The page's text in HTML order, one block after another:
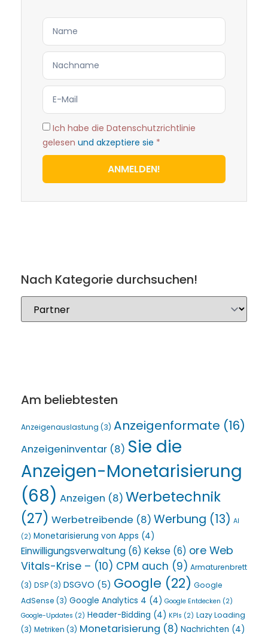
Ich habe die Datenschutzrichtlinie
gelesen und akzeptiere sie *
ANMELDEN!
Nach Kategorie durchsuchen!
Am beliebtesten
Anzeigenauslastung (3) Anzeigenformate (16)
Anzeigeninventar (8) Sie die
Anzeigen-Monetarisierung
(68) Anzeigen (8) Werbetechnik
(27) Werbetreibende (8) Werbung (13) AI
(2) Monetarisierung von Apps (4)
Einwilligungsverwaltung (6) Kekse (6) ore Web
Vitals-Krise – (10) CPM auch (9) Armaturenbrett
(3) DSP(3) DSGVO (5) Google (22) Google
AdSense (3) Google Analytics 4 (4) Google Entdecken (2)
Google-Updates (2) Header-Bidding (4) KPIs (2) Lazy Loading
(3) Metriken (3) Monetarisierung (8) Nachrichten (4)